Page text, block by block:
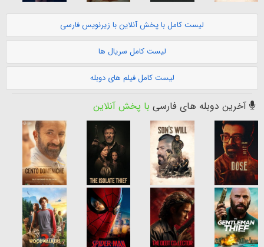
لیست کامل با پخش آنلاین با زیرنویس فارسی
لیست کامل سریال ها
لیست کامل فیلم های دوبله
آخرین دوبله های فارسی با پخش آنلاین